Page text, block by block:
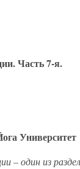
Часть 7-я.
Университет
– один из